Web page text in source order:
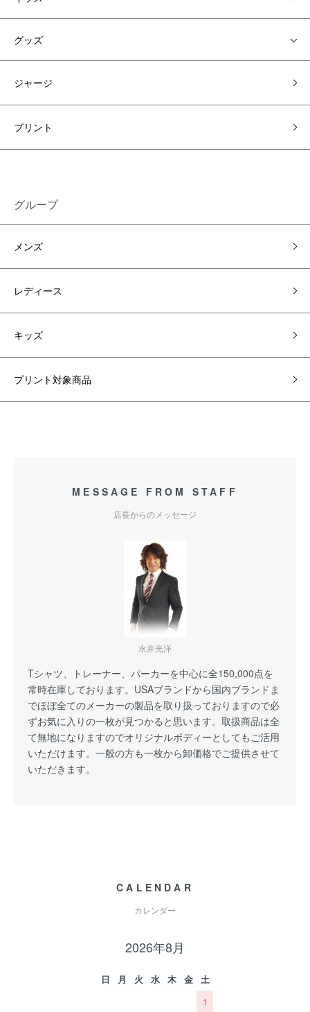
グッズ
ジャージ
プリント
グループ
メンズ
レディース
キッズ
プリント対象商品
MESSAGE FROM STAFF
店長からのメッセージ
永井光洋
Tシャツ、トレーナー、パーカーを中心に全150,000点を
常時在庫しております。USAブランドから国内ブランドま
でほぼ全てのメーカーの製品を取り扱っておりますので必
ずお気に入りの一枚が見つかると思います。取扱商品は全
て無地になりますのでオリジナルボディーとしてもご活用
いただけます。一般の方も一枚から卸価格でご提供させて
いただきます。
CALENDAR
カレンダー
2026年8月
日 月 火 水 木 金
土
1